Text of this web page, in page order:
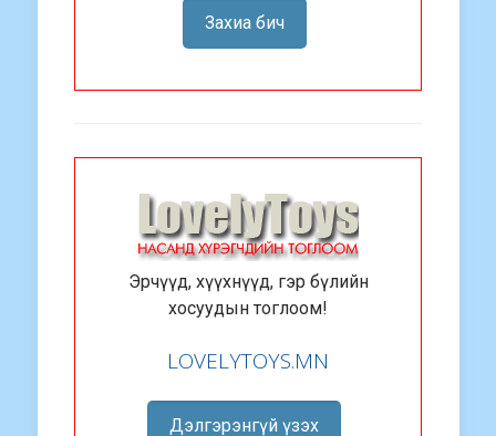
Захиа бич
Эрчүүд, хүүхнүүд, гэр бүлийн
хосуудын тоглоом!
LOVELYTOYS.MN
Дэлгэрэнгүй үзэх